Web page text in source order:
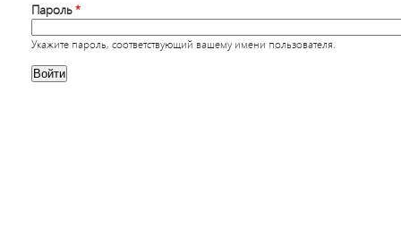
Пароль*
Укажите пароль, соответствующий вашему имени пользователя.